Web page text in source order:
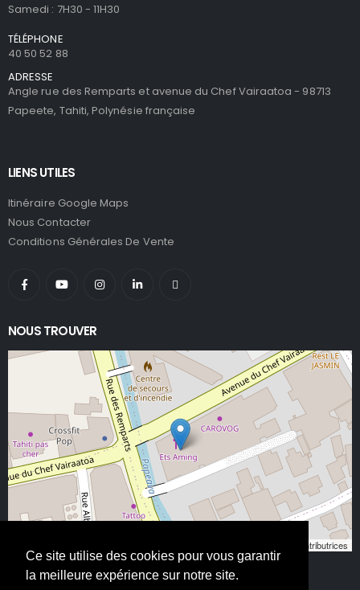
Ce site utilise des cookies pour vous garantir
la meilleure expérience sur notre site.
Samedi : 7H30 - 11H30
TÉLÉPHONE
40 50 52 88
ADRESSE
Angle rue des Remparts et avenue du Chef Vairaatoa - 98713
Papeete, Tahiti, Polynésie française
LIENS UTILES
Itinéraire Google Maps
Nous Contacter
Conditions Générales De Vente
NOUS TROUVER
contributeurs/contributrices